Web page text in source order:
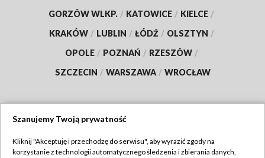
GORZÓW WLKP. / KATOWICE / KIELCE /
KRAKÓW / LUBLIN / ŁÓDŹ / OLSZTYN /
OPOLE / POZNAŃ / RZESZÓW /
SZCZECIN / WARSZAWA / WROCŁAW
TVP
Szanujemy Twoją prywatność
Kliknij "Akceptuję i przechodzę do serwisu", aby wyrazić zgody na
korzystanie z technologii automatycznego śledzenia i zbierania danych,